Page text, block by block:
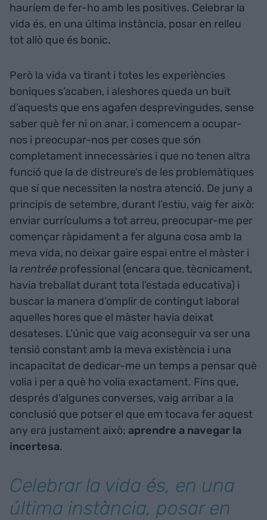
hauríem de fer-ho amb les positives. Celebrar la
vida és, en una última instància, posar en relleu
tot allò que és bonic.
Però la vida va tirant i totes les experiències
boniques s’acaben, i aleshores queda un buit
d’aquests que ens agafen desprevingudes, sense
saber què fer ni on anar, i comencem a ocupar-
nos i preocupar-nos per coses que són
completament innecessàries i que no tenen altra
funció que la de distreure’s de les problemàtiques
que sí que necessiten la nostra atenció. De juny a
principis de setembre, durant l’estiu, vaig fer això:
enviar currículums a tot arreu, preocupar-me per
començar ràpidament a fer alguna cosa amb la
meva vida, no deixar gaire espai entre el màster i
la rentrée professional (encara que, tècnicament,
havia treballat durant tota l’estada educativa) i
buscar la manera d’omplir de contingut laboral
aquelles hores que el màster havia deixat
desateses. L’únic que vaig aconseguir va ser una
tensió constant amb la meva existència i una
incapacitat de dedicar-me un temps a pensar què
volia i per a què ho volia exactament. Fins que,
després d’algunes converses, vaig arribar a la
conclusió que potser el que em tocava fer aquest
any era justament això: aprendre a navegar la
incertesa.
Celebrar la vida és, en una
última instància, posar en